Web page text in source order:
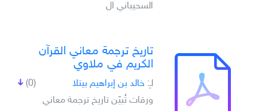
السحيباني ال
تاريخ ترجمة معاني القرآن
الكريم في ملاوي
(0) لـِ: خالد بن إبراهيم بيتلا
ورقات تُبيّن تاريخ ترجمة معاني